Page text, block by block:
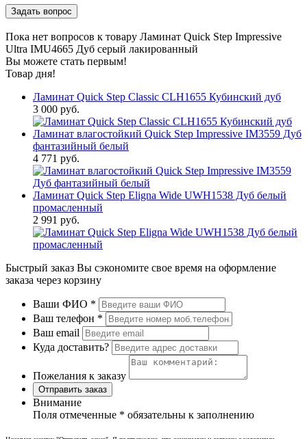
Пока нет вопросов к товару Ламинат Quick Step Impressive
Ultra IMU4665 Дуб серый лакированный
Вы можете стать первым!
Товар дня!
Ламинат Quick Step Classic CLH1655 Кубинский дуб
3 000 руб.
Ламинат влагостойкий Quick Step Impressive IM3559 Дуб
фантазийный белый
4 771 руб.
Ламинат Quick Step Eligna Wide UWH1538 Дуб белый
промасленный
2 991 руб.
Быстрый заказ Вы сэкономите свое время на оформление
заказа через корзину
Ваши ФИО *
Ваш телефон *
Ваш email
Куда доставить?
Пожелания к заказу
Отправить заказ
Внимание
Поля отмеченные * обязательны к заполнению